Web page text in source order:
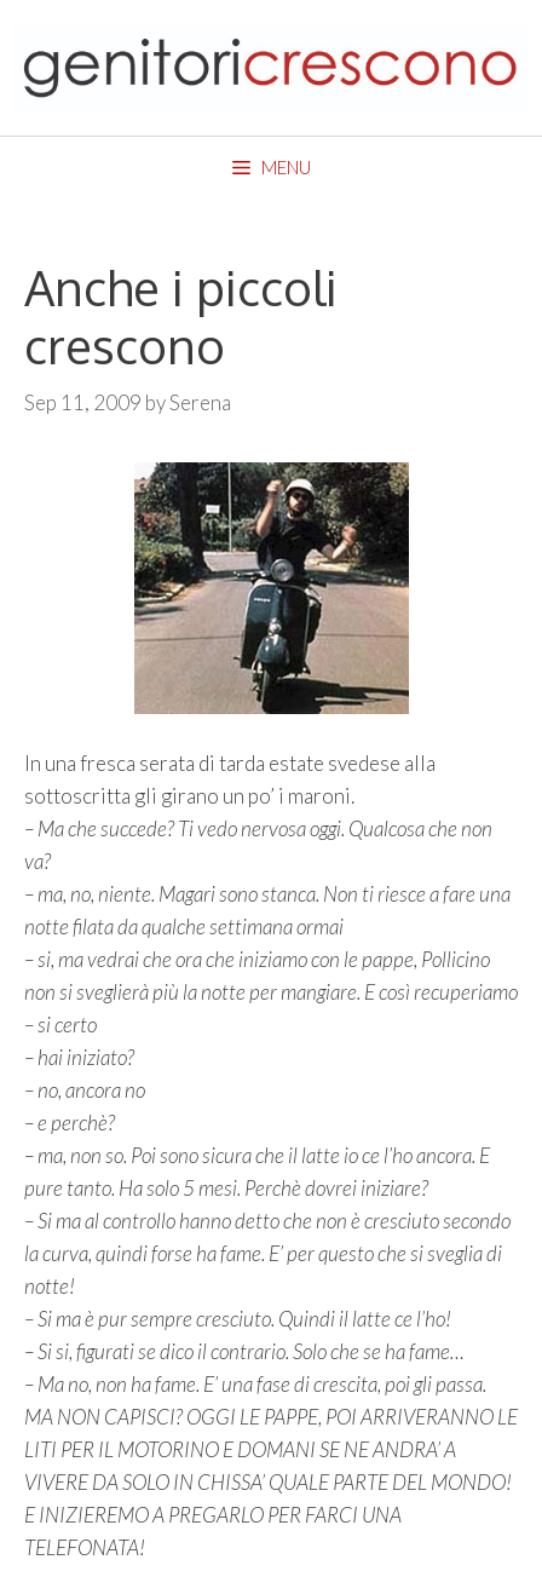
content
MENU
Anche i piccoli
crescono
Sep 11, 2009 bySerena
In una fresca serata di tarda estate svedese alla
sottoscritta gli girano un po’ i maroni.
– Ma che succede? Ti vedo nervosa oggi. Qualcosa che non
va?
– ma, no, niente. Magari sono stanca. Non ti riesce a fare una
notte filata da qualche settimana ormai
– si, ma vedrai che ora che iniziamo con le pappe, Pollicino
non si sveglierà più la notte per mangiare. E così recuperiamo
– si certo
– hai iniziato?
– no, ancora no
– e perchè?
– ma, non so. Poi sono sicura che il latte io ce l’ho ancora. E
pure tanto. Ha solo 5 mesi. Perchè dovrei iniziare?
– Si ma al controllo hanno detto che non è cresciuto secondo
la curva, quindi forse ha fame. E’ per questo che si sveglia di
notte!
– Si ma è pur sempre cresciuto. Quindi il latte ce l’ho!
– Si si, figurati se dico il contrario. Solo che se ha fame…
– Ma no, non ha fame. E’ una fase di crescita, poi gli passa.
MA NON CAPISCI? OGGI LE PAPPE, POI ARRIVERANNO LE
LITI PER IL MOTORINO E DOMANI SE NE ANDRA’ A
VIVERE DA SOLO IN CHISSA’ QUALE PARTE DEL MONDO!
E INIZIEREMO A PREGARLO PER FARCI UNA
TELEFONATA!